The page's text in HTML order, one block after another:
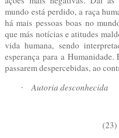
mundo está perdido, a raça
há mais pessoas boas no
que más notícias e atitudes
vida humana, sendo
esperança para a Humanidade.
passarem despercebidas, ao
Autoria desconhecida
(23)